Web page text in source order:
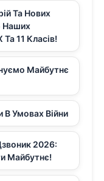
Та Нових
Наших
Та 11 Класів!
Майбутнє
В Умовах Війни
2026:
Майбутнє!